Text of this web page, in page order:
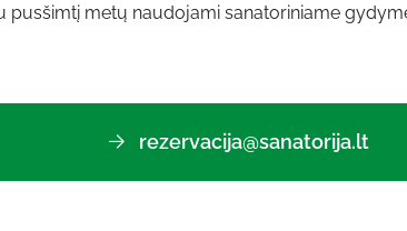
pusšimtį metų naudojami sanatoriniame
rezervacija@sanatorija.lt